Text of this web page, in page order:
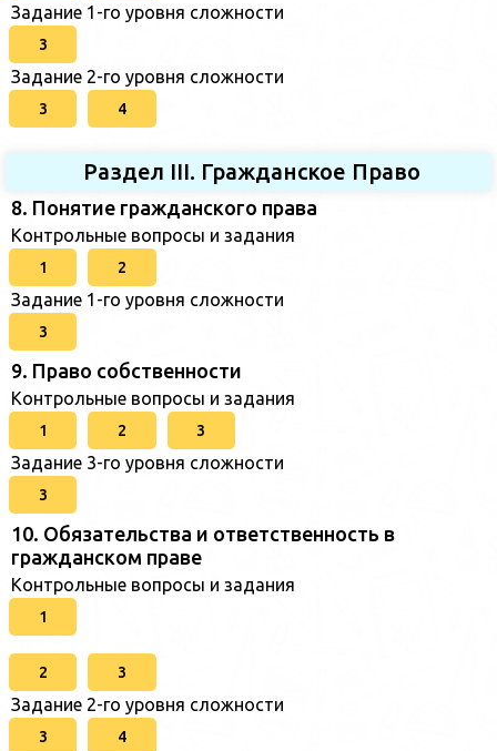
Задание 1-го уровня сложности
3
Задание 2-го уровня сложности
3 4
Раздел III. Гражданское Право
8. Понятие гражданского права
Контрольные вопросы и задания
1 2
Задание 1-го уровня сложности
3
9. Право собственности
Контрольные вопросы и задания
1 2 3
Задание 3-го уровня сложности
3
10. Обязательства и ответственность в
гражданском праве
Контрольные вопросы и задания
1
2 3
Задание 2-го уровня сложности
3 4